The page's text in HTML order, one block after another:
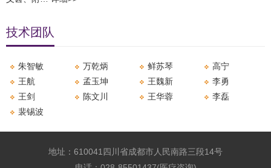
技术团队
朱智敏 万乾炳 ​鲜苏琴
高宁
​王航
​孟玉坤 王魏新
李勇
王剑
陈文川 王华蓉
​李磊
裴锡波
地址：610041四川省成都市人民南路三段14号